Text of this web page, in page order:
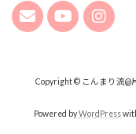
Copyright © こんまり流@
Powered byWordPress